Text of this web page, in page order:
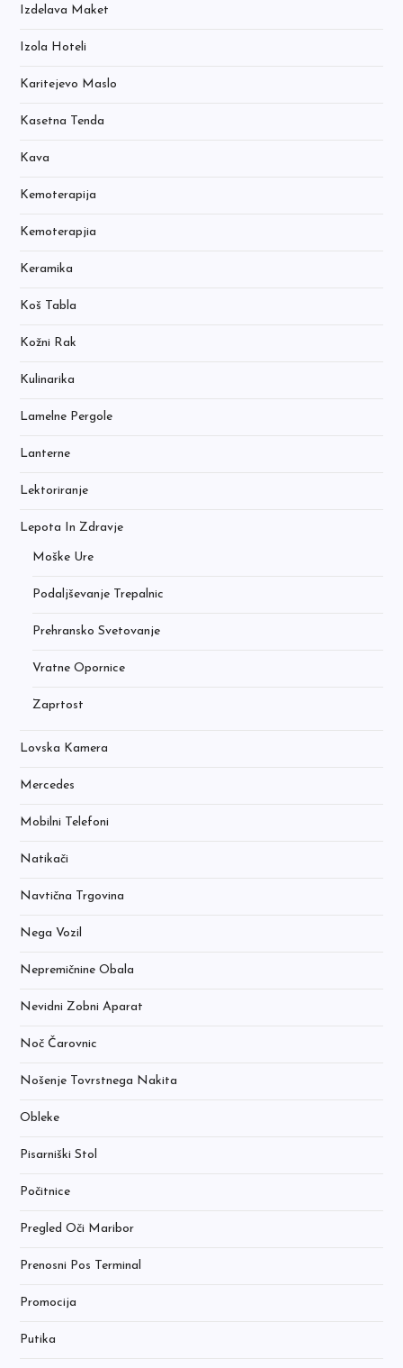
Izdelava Maket
Izola Hoteli
Karitejevo Maslo
Kasetna Tenda
Kava
Kemoterapija
Kemoterapjia
Keramika
Koš Tabla
Kožni Rak
Kulinarika
Lamelne Pergole
Lanterne
Lektoriranje
Lepota In Zdravje
Moške Ure
Podaljševanje Trepalnic
Prehransko Svetovanje
Vratne Opornice
Zaprtost
Lovska Kamera
Mercedes
Mobilni Telefoni
Natikači
Navtična Trgovina
Nega Vozil
Nepremičnine Obala
Nevidni Zobni Aparat
Noč Čarovnic
Nošenje Tovrstnega Nakita
Obleke
Pisarniški Stol
Počitnice
Pregled Oči Maribor
Prenosni Pos Terminal
Promocija
Putika